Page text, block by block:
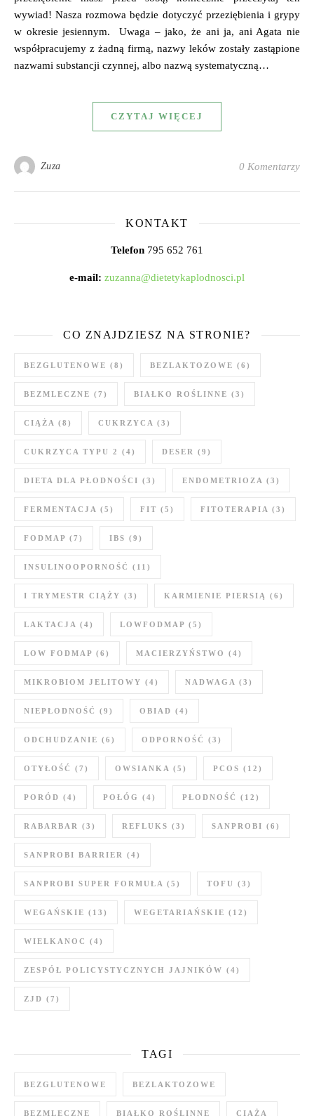
wywiad! Nasza rozmowa będzie dotyczyć przeziębienia i grypy
w okresie jesiennym. Uwaga – jako, że ani ja, ani Agata nie
współpracujemy z żadną firmą, nazwy leków zostały zastąpione
nazwami substancji czynnej, albo nazwą systematyczną…
CZYTAJ WIĘCEJ
Zuza 0 Komentarzy
KONTAKT
Telefon 795 652 761
e-mail: zuzanna@dietetykaplodnosci.pl
CO ZNAJDZIESZ NA STRONIE?
BEZGLUTENOWE (8) BEZLAKTOZOWE (6)
BEZMLECZNE (7) BIAŁKO ROŚLINNE (3)
CIĄŻA (8) CUKRZYCA (3)
CUKRZYCA TYPU 2 (4) DESER (9)
DIETA DLA PŁODNOŚCI (3) ENDOMETRIOZA (3)
FERMENTACJA (5) FIT (5) FITOTERAPIA (3)
FODMAP (7) IBS (9)
INSULINOOPORNOŚĆ (11)
I TRYMESTR CIĄŻY (3) KARMIENIE PIERSIĄ (6)
LAKTACJA (4) LOWFODMAP (5)
LOW FODMAP (6) MACIERZYŃSTWO (4)
MIKROBIOM JELITOWY (4) NADWAGA (3)
NIEPŁODNOŚĆ (9) OBIAD (4)
ODCHUDZANIE (6) ODPORNOŚĆ (3)
OTYŁOŚĆ (7) OWSIANKA (5) PCOS (12)
PORÓD (4) POŁÓG (4) PŁODNOŚĆ (12)
RABARBAR (3) REFLUKS (3) SANPROBI (6)
SANPROBI BARRIER (4)
SANPROBI SUPER FORMUŁA (5) TOFU (3)
WEGAŃSKIE (13) WEGETARIAŃSKIE (12)
WIELKANOC (4)
ZESPÓŁ POLICYSTYCZNYCH JAJNIKÓW (4)
ZJD (7)
TAGI
BEZGLUTENOWE BEZLAKTOZOWE
BEZMLECZNE BIAŁKO ROŚLINNE CIĄŻA